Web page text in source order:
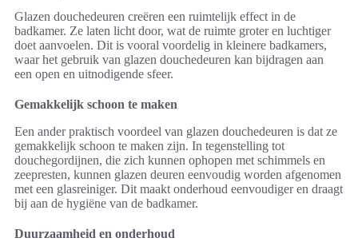
Glazen douchedeuren creëren een ruimtelijk effect in de
badkamer. Ze laten licht door, wat de ruimte groter en luchtiger
doet aanvoelen. Dit is vooral voordelig in kleinere badkamers,
waar het gebruik van glazen douchedeuren kan bijdragen aan
een open en uitnodigende sfeer.
Gemakkelijk schoon te maken
Een ander praktisch voordeel van glazen douchedeuren is dat ze
gemakkelijk schoon te maken zijn. In tegenstelling tot
douchegordijnen, die zich kunnen ophopen met schimmels en
zeepresten, kunnen glazen deuren eenvoudig worden afgenomen
met een glasreiniger. Dit maakt onderhoud eenvoudiger en draagt
bij aan de hygiëne van de badkamer.
Duurzaamheid en onderhoud